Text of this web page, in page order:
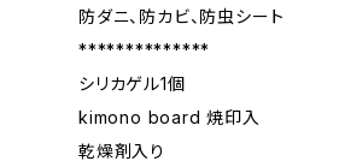
防ダニ、防カビ、防虫シート
**************
シリカゲル1個
kimono board 焼印入
乾燥剤入り